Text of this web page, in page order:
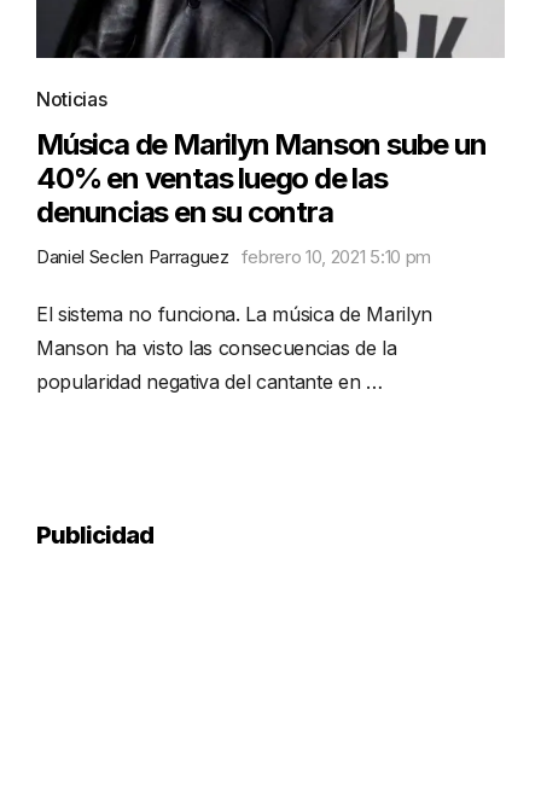
Noticias
Música de Marilyn Manson sube un
40% en ventas luego de las
denuncias en su contra
Daniel Seclen Parraguez febrero 10, 2021 5:10 pm
El sistema no funciona. La música de Marilyn
Manson ha visto las consecuencias de la
popularidad negativa del cantante en …
Publicidad